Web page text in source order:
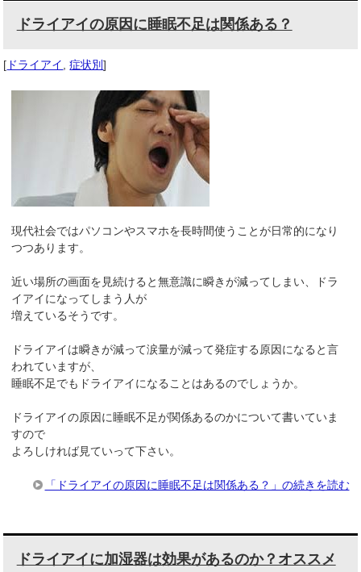
ドライアイの原因に睡眠不足は関係ある？
[ ドライアイ ,症状別]
現代社会ではパソコンやスマホを長時間使うことが日常的になり
つつあります。
近い場所の画面を見続けると無意識に瞬きが減ってしまい、ドラ
イアイになってしまう人が
増えているそうです。
ドライアイは瞬きが減って涙量が減って発症する原因になると言
われていますが、
睡眠不足でもドライアイになることはあるのでしょうか。
ドライアイの原因に睡眠不足が関係あるのかについて書いていま
すので
よろしければ見ていって下さい。
「ドライアイの原因に睡眠不足は関係ある？」の続きを読む
ドライアイに加湿器は効果があるのか？オススメ